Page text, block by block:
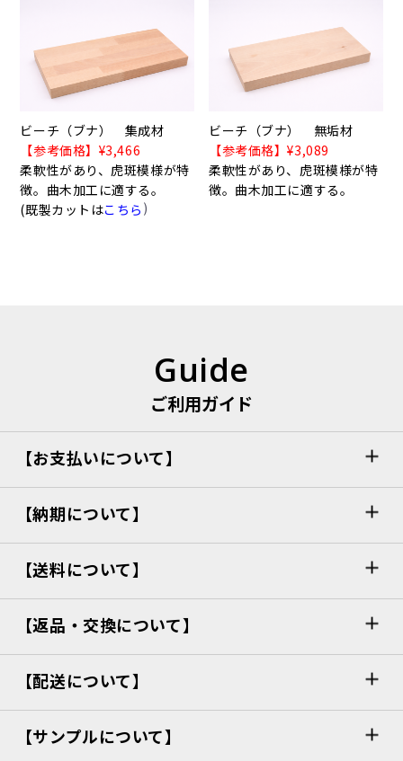
ビーチ（ブナ） 集成材
【参考価格】¥3,466
柔軟性があり、虎斑模様が特
徴。曲木加工に適する。
(既製カットはこちら )
ビーチ（ブナ） 無垢材
【参考価格】¥3,089
柔軟性があり、虎斑模様が特
徴。曲木加工に適する。
Guide
ご利用ガイド
【お支払いについて】
【納期について】
【送料について】
【返品・交換について】
【配送について】
【サンプルについて】